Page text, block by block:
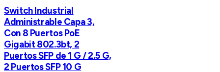
Switch Industrial
Administrable Capa 3,
Con 8 Puertos PoE
Gigabit 802.3bt, 2
Puertos SFP de 1 G / 2.5 G,
2 Puertos SFP 10 G